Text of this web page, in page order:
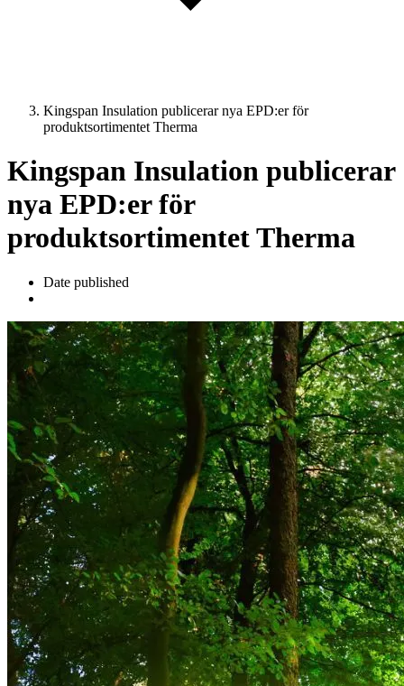
Kingspan Insulation publicerar nya EPD:er för
produktsortimentet Therma
Kingspan Insulation publicerar
nya EPD:er för
produktsortimentet Therma
Date published